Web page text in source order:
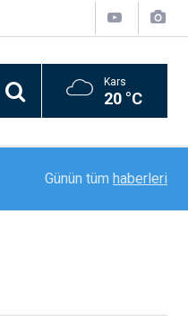
Kars
20 °C
14 yaşındaki Buğra limonata
Günün tüm haberleri